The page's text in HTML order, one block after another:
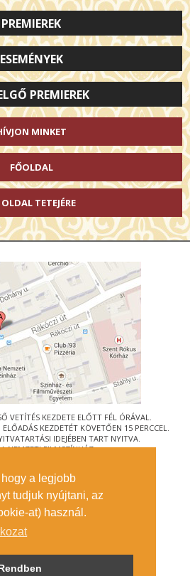
a legjobb
tudjuk nyújtani, az
at) használ.
PREMIEREK
ESEMÉNYEK
PREMIEREK
MINKET
FŐOLDAL
TETEJÉRE
VETÍTÉS KEZDETE ELŐTT FÉL ÓRÁVAL.
KEZDETÉT KÖVETŐEN 15 PERCCEL.
IDEJÉBEN TART NYITVA.
NEMZETI FILMSZÍNHÁZ
RÁKÓCZI ÚT 21.
MEGKÖZELÍTÉS
ÍRJON NEKÜNK!
ADATOK